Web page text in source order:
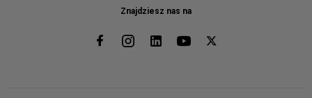
Znajdziesz nas na